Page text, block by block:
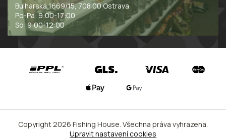
Bulharská 1669/15, 708 00 Ostrava
Po-Pá: 9:00-17:00
So: 9:00-12:00
Copyright 2026 Fishing House. Všechna práva vyhrazena.
Upravit nastavení cookies